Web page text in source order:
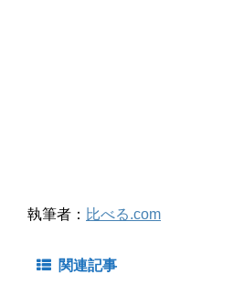
執筆者： 比べる.com
関連記事